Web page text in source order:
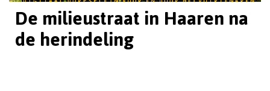
De milieustraat in Haaren na
de herindeling